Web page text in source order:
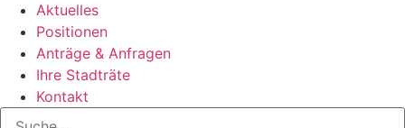
Aktuelles
Positionen
Anträge & Anfragen
Ihre Stadträte
Kontakt